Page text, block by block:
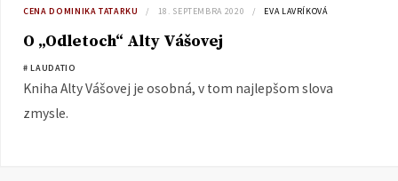
CENA DOMINIKA TATARKU 18. SEPTEMBRA 2020 EVA LAVRÍKOVÁ
O „Odletoch“ Alty Vášovej
# LAUDATIO
Kniha Alty Vášovej je osobná, v tom najlepšom slova
zmysle.